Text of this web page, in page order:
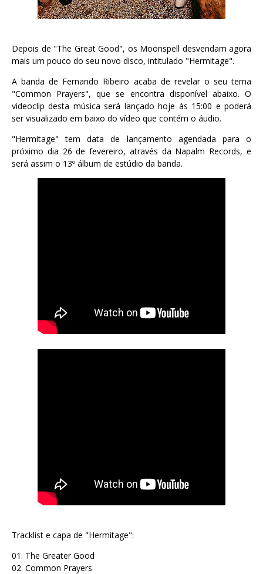
Depois de "The Great Good", os Moonspell desvendam agora
mais um pouco do seu novo disco, intitulado "Hermitage".
A banda de Fernando Ribeiro acaba de revelar o seu tema
"Common Prayers", que se encontra disponível abaixo. O
videoclip desta música será lançado hoje às 15:00 e poderá
ser visualizado em baixo do vídeo que contém o áudio.
"Hermitage" tem data de lançamento agendada para o
próximo dia 26 de fevereiro, através da Napalm Records, e
será assim o 13º álbum de estúdio da banda.
Tracklist e capa de "Hermitage":
01. The Greater Good
02. Common Prayers